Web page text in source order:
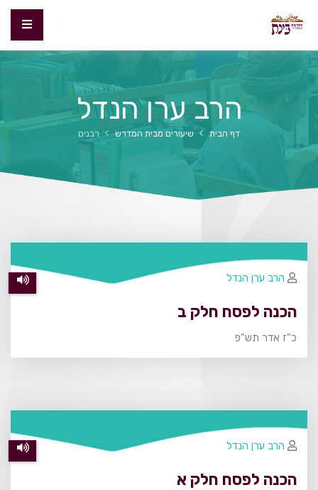
הרב ערן הנדל
דף הבית שיעורים מבית המדרש רבנים
הכנה לפסח חלק ב
כ"ז אדר תש"פ
הרב ערן הנדל
הכנה לפסח חלק א
הרב ערן הנדל